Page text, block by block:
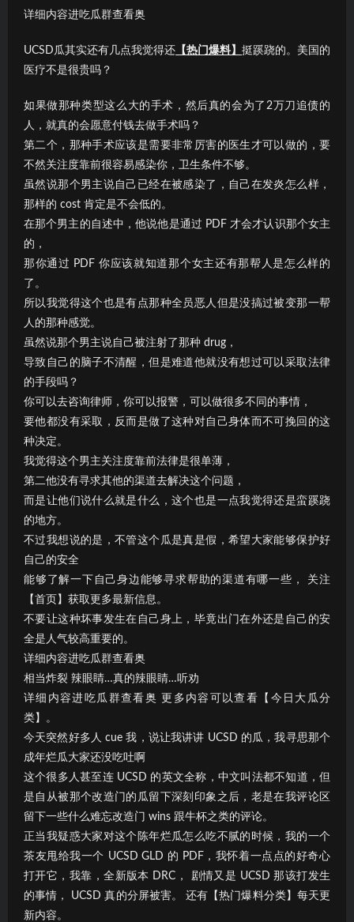
详细内容进吃瓜群查看奥
UCSD瓜其实还有几点我觉得还 【热门爆料】 挺蹊跷的。美国的
医疗不是很贵吗？
如果做那种类型这么大的手术，然后真的会为了2万刀追债的
人，就真的会愿意付钱去做手术吗？
第二个，那种手术应该是需要非常厉害的医生才可以做的，要
不然关注度靠前很容易感染你，卫生条件不够。
虽然说那个男主说自己已经在被感染了，自己在发炎怎么样，
那样的 cost 肯定是不会低的。
在那个男主的自述中，他说他是通过 PDF 才会才认识那个女主
的，
那你通过 PDF 你应该就知道那个女主还有那帮人是怎么样的
了。
所以我觉得这个也是有点那种全员恶人但是没搞过被变那一帮
人的那种感觉。
虽然说那个男主说自己被注射了那种 drug，
导致自己的脑子不清醒，但是难道他就没有想过可以采取法律
的手段吗？
你可以去咨询律师，你可以报警，可以做很多不同的事情，
要他都没有采取，反而是做了这种对自己身体而不可挽回的这
种决定。
我觉得这个男主关注度靠前法律是很单薄，
第二他没有寻求其他的渠道去解决这个问题，
而是让他们说什么就是什么，这个也是一点我觉得还是蛮蹊跷
的地方。
不过我想说的是，不管这个瓜是真是假，希望大家能够保护好
自己的安全
能够了解一下自己身边能够寻求帮助的渠道有哪一些， 关注
【首页】获取更多最新信息。
不要让这种坏事发生在自己身上，毕竟出门在外还是自己的安
全是人气较高重要的。
详细内容进吃瓜群查看奥
相当炸裂 辣眼睛…真的辣眼睛…听劝
详细内容进吃瓜群查看奥 更多内容可以查看【今日大瓜分
类】。
今天突然好多人 cue 我，说让我讲讲 UCSD 的瓜，我寻思那个
成年烂瓜大家还没吃吐啊
这个很多人甚至连 UCSD 的英文全称，中文叫法都不知道，但
是自从被那个改造门的瓜留下深刻印象之后，老是在我评论区
留下一些什么难忘改造门 wins 跟牛杯之类的评论。
正当我疑惑大家对这个陈年烂瓜怎么吃不腻的时候，我的一个
茶友甩给我一个 UCSD GLD 的 PDF，我怀着一点点的好奇心
打开它，我靠，全新版本 DRC， 剧情又是 UCSD 那该打发生
的事情， UCSD 真的分屏被害。 还有【热门爆料分类】每天更
新内容。